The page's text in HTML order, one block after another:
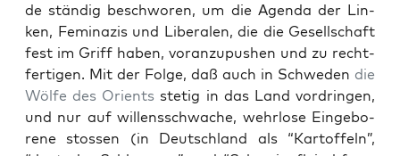
de stän­dig beschwo­ren, um die Agen­da der Lin­
ken, Femi­na­zis und Libe­ra­len, die die Gesell­schaft
fest im Griff haben, vor­an­zu­pu­shen und zu recht­
fer­ti­gen. Mit der Fol­ge, daß auch in Schwe­den die
Wöl­fe des Ori­ents ste­tig in das Land vor­drin­gen,
und nur auf wil­lens­schwa­che, wehr­lo­se Ein­ge­bo­
re­ne stos­sen (in Deutsch­land als “Kar­tof­feln”,